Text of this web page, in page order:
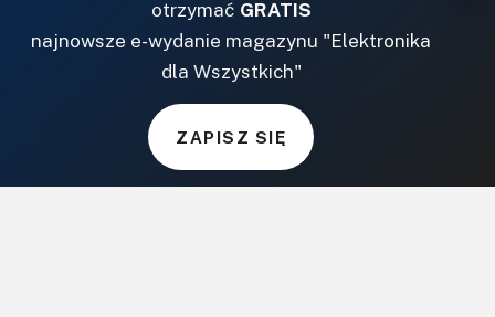
CzasNaWnetrze.pl
MagazynGitarzysta.pl
MagazynPerkusista.pl
otrzymać GRATIS
najnowsze e-wydanie magazynu "Elektronika
dla Wszystkich"
ZAPISZ SIĘ